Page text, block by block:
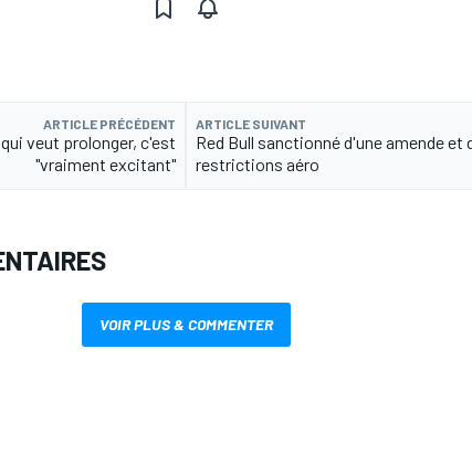
ARTICLE PRÉCÉDENT
veut prolonger, c'est
"vraiment excitant"
ARTICLE SUIVANT
Red Bull sanctionné d'une amende et
restrictions aéro
VOIR PLUS & COMMENTER